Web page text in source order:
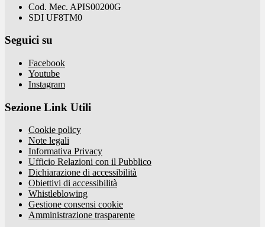
Cod. Mec. APIS00200G
SDI UF8TM0
Seguici su
Facebook
Youtube
Instagram
Sezione Link Utili
Cookie policy
Note legali
Informativa Privacy
Ufficio Relazioni con il Pubblico
Dichiarazione di accessibilità
Obiettivi di accessibilità
Whistleblowing
Gestione consensi cookie
Amministrazione trasparente